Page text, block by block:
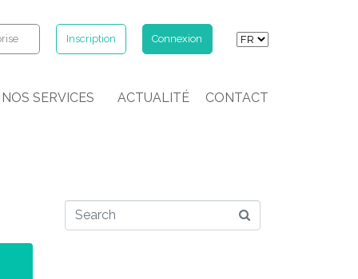
Inscription Connexion
NOS SERVICES ACTUALITÉ CONTACT